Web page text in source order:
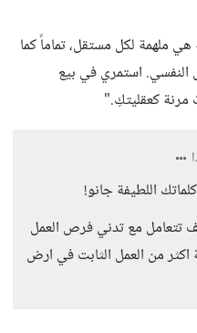
ملهمة لكل مستقل، تماماً كما
استمري في بيع
مرنة كعقليتكِ."
اللطيفة جانو!
تتعامل مع تدني فرص العمل
من العمل الثابت في ارض